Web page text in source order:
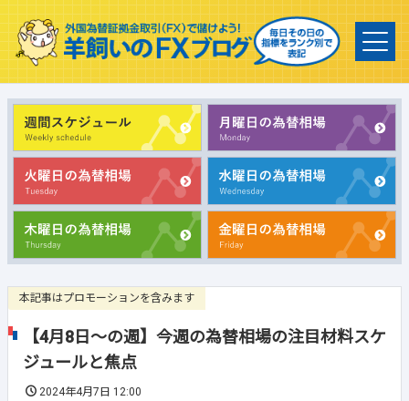
本記事はプロモーションを含みます
【4月8日～の週】今週の為替相場の注目材料スケ
ジュールと焦点
2024年4月7日 12:00